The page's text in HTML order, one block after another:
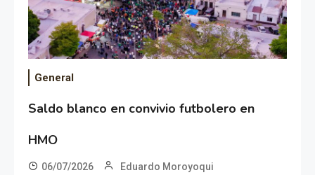
General
Saldo blanco en convivio futbolero en
HMO
06/07/2026 Eduardo Moroyoqui